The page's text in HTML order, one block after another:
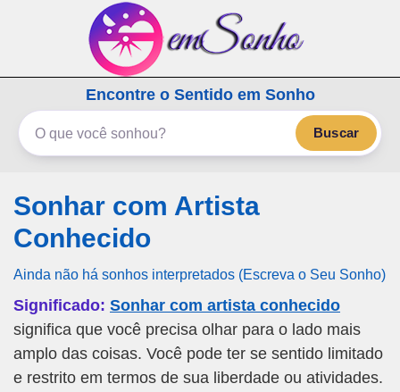
emSonho.com
Os sonhos significam mais
Encontre o Sentido em Sonho
Buscar
Sonhar com Artista
Conhecido
Ainda não há sonhos interpretados (Escreva o Seu Sonho)
Significado: Sonhar com artista conhecido
significa que você precisa olhar para o lado mais
amplo das coisas. Você pode ter se sentido limitado
e restrito em termos de sua liberdade ou atividades.